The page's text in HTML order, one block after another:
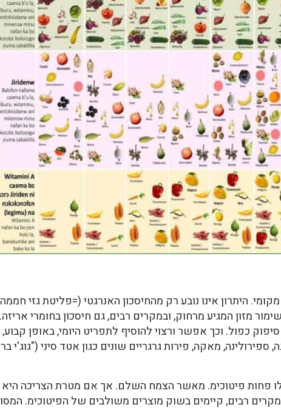
היתרון אינו נובע רק מהחיסכון האנרגטי (=פליטת גזי
מזון המגיע מרחוק, ובמקרים רבים, גם חיסכון בחומרי
כפול. וכך אפשר ורצוי להוסיף לתפריט היומי, באופן קבוע,
מאקה, פירות גרגריים שונים כגון אטד סיני ("גוג'י
פחות פיטוכימ. מאשר הצמח השלם. אך אם מטרת הצריכה היא
רבים, קיימים בשוק מוצרים משולבים של הפיטוכימ.